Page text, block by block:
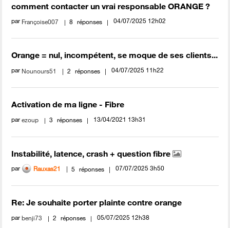
comment contacter un vrai responsable ORANGE ?
par Françoise007 8 réponses ‎04/07/2025 12h02
Orange = nul, incompétent, se moque de ses clients...
par Nounours51 2 réponses ‎04/07/2025 11h22
Activation de ma ligne - Fibre
parezoup 3 réponses ‎13/04/2021 13h31
Instabilité, latence, crash + question fibre
par Rauxas21 5 réponses ‎07/07/2025 3h50
Re: Je souhaite porter plainte contre orange
parbenji73 2 réponses ‎05/07/2025 12h38